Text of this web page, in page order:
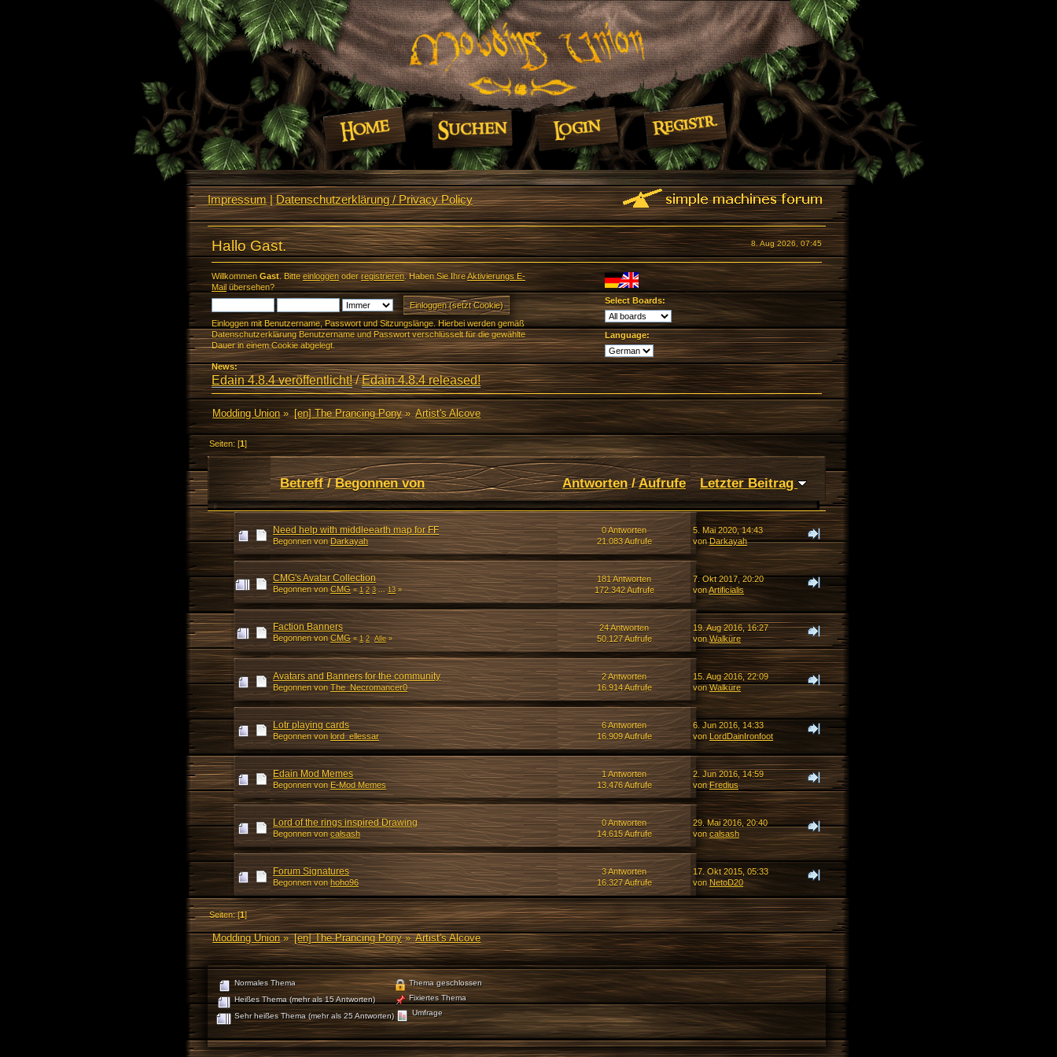
Impressum|Datenschutzerklärung / Privacy Policy
8. Aug 2026, 07:45
Hallo Gast.
Willkommen Gast. Bitte einloggenoderregistrieren. Haben Sie IhreAktivierungs E-
Mailübersehen?
Einloggen mit Benutzername, Passwort und Sitzungslänge. Hierbei werden gemäß
Datenschutzerklärung Benutzername und Passwort verschlüsselt für die gewählte
Dauer in einem Cookie abgelegt.
Select Boards:
Language:
News:
Edain 4.8.4 veröffentlicht!/Edain 4.8.4 released!
Modding Union» [en] The Prancing Pony» Artist's Alcove
Seiten: [1]
Betreff/Begonnen von Antworten/Aufrufe Letzter Beitrag
Need help with middleearth map for FF
Begonnen von Darkayah
0 Antworten
21.083 Aufrufe
5. Mai 2020, 14:43
vonDarkayah
CMG's Avatar Collection
Begonnen von CMG «1 2 3 ...13»
181 Antworten
172.342 Aufrufe
7. Okt 2017, 20:20
vonArtificialis
Faction Banners
Begonnen von CMG «1 2 Alle»
24 Antworten
50.127 Aufrufe
19. Aug 2016, 16:27
vonWalküre
Avatars and Banners for the community
Begonnen von The_Necromancer0
2 Antworten
16.914 Aufrufe
15. Aug 2016, 22:09
vonWalküre
Lotr playing cards
Begonnen von lord_ellessar
6 Antworten
16.909 Aufrufe
6. Jun 2016, 14:33
von LordDainIronfoot
Edain Mod Memes
Begonnen von E-Mod Memes
1 Antworten
13.476 Aufrufe
2. Jun 2016, 14:59
vonFredius
Lord of the rings inspired Drawing
Begonnen von calsash
0 Antworten
14.615 Aufrufe
29. Mai 2016, 20:40
voncalsash
Forum Signatures
Begonnen von hoho96
3 Antworten
16.327 Aufrufe
17. Okt 2015, 05:33
vonNetoD20
Seiten: [1]
Modding Union» [en] The Prancing Pony» Artist's Alcove
Normales Thema
Heißes Thema (mehr als 15 Antworten)
Sehr heißes Thema (mehr als 25 Antworten)
Thema geschlossen
Fixiertes Thema
Umfrage